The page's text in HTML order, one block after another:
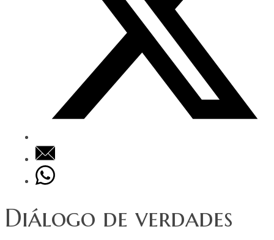
Diálogo de verdades